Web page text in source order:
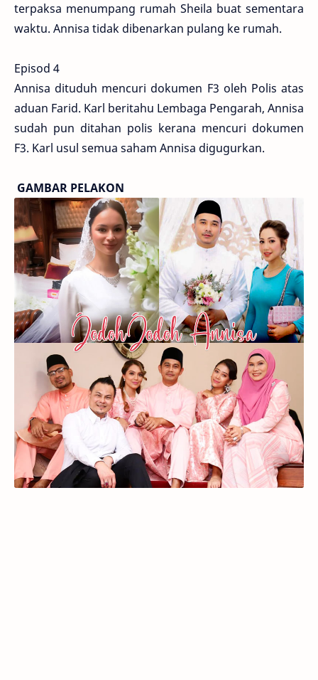
terpaksa menumpang rumah Sheila buat sementara
waktu. Annisa tidak dibenarkan pulang ke rumah.
Episod 4
Annisa dituduh mencuri dokumen F3 oleh Polis atas
aduan Farid. Karl beritahu Lembaga Pengarah, Annisa
sudah pun ditahan polis kerana mencuri dokumen
F3. Karl usul semua saham Annisa digugurkan.
GAMBAR PELAKON